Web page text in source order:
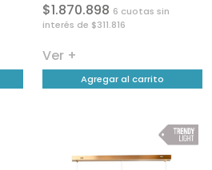
$1.870.898 6 cuotas sin
interés de $311.816
Ver +
Agregar al carrito